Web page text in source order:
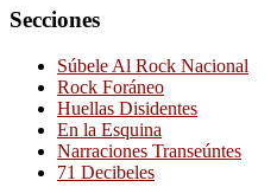
Secciones
Súbele Al Rock Nacional
Rock Foráneo
Huellas Disidentes
En la Esquina
Narraciones Transeúntes
71 Decibeles